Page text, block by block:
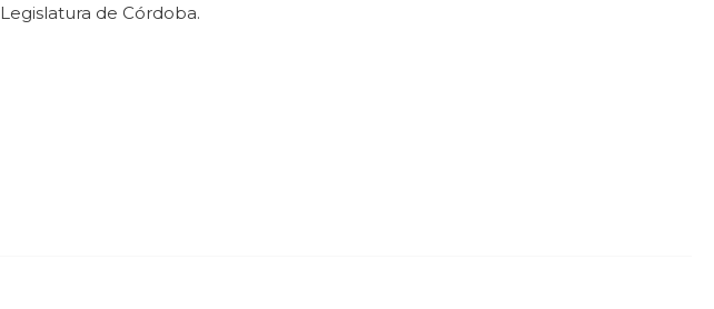
Legislatura de Córdoba.